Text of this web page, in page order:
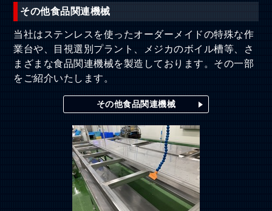
その他食品関連機械
当社はステンレスを使ったオーダーメイドの特殊な作
業台や、目視選別プラント、メジカのボイル槽等、さ
まざまな食品関連機械を製造しております。その一部
をご紹介いたします。
その他食品関連機械